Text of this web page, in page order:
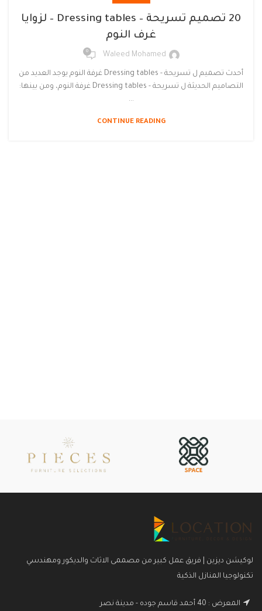
20 تصميم تسريحة – Dressing tables – لزوايا
غرف النوم
Waleed Mohamed
0
أحدث تصميم ل تسريحة - Dressing tables غرفة النوم يوجد العديد من
التصاميم الحديثة ل تسريحة - Dressing tables غرفة النوم، ومن بينها:
...
CONTINUE READING
لوكيشن ديزين | فريق عمل كبير من مصممى الاثاث والديكور ومهندسي
تكنولوجيا المنازل الذكية
المعرض : 40 أحمد قاسم جوده - مدينة نصر